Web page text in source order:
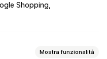
Shopping
Mostra funzionalità